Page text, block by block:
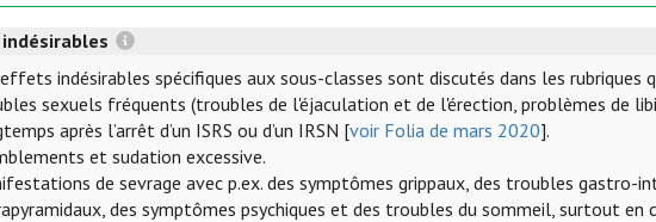
indésirables spécifiques aux sous-classes sont discutés dans les rubriques
sexuels fréquents (troubles de l'éjaculation et de l'érection, problèmes de
après l’arrêt d’un ISRS ou d’un IRSN [voir Folia de mars 2020].
et sudation excessive.
de sevrage avec p.ex. des symptômes grippaux, des troubles gastro-
des symptômes psychiques et des troubles du sommeil, surtout en